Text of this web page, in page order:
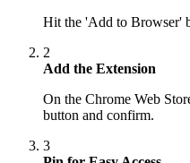
Hit the 'Add to Browser'
2
Add the Extension
On the Chrome Web
button and confirm.
3